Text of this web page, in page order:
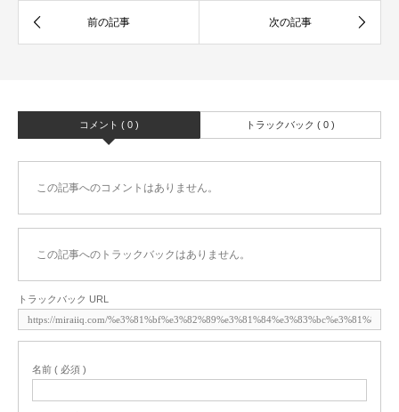
コメント ( 0 ) トラックバック ( 0 )
この記事へのコメントはありません。
この記事へのトラックバックはありません。
トラックバック URL
名前 ( 必須 )